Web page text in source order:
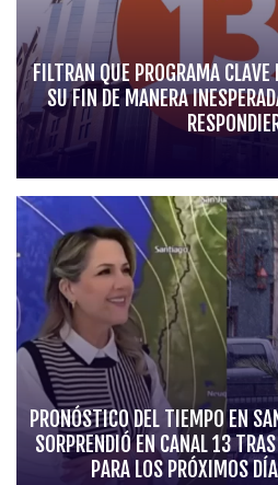
FILTRAN QUE PROGRAMA
SU FIN DE MANERA
PRONÓSTICO DEL TIEMPO EN
SORPRENDIÓ EN CANAL 13
PARA LOS PRÓXIMOS